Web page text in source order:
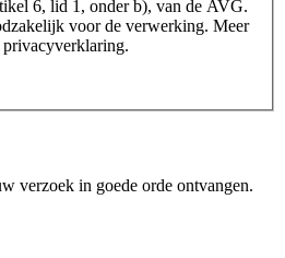
6, lid 1, onder b), van de AVG.
voor de verwerking. Meer
verzoek in goede orde ontvangen.